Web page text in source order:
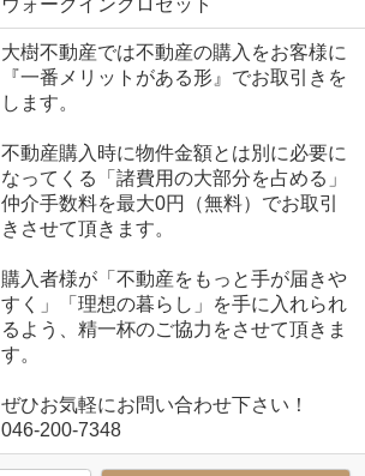
ウォークインクロゼット
大樹不動産では不動産の購入をお客様に
『一番メリットがある形』でお取引きを
します。
不動産購入時に物件金額とは別に必要に
なってくる「諸費用の大部分を占める」
仲介手数料を最大0円（無料）でお取引
きさせて頂きます。
購入者様が「不動産をもっと手が届きや
すく」「理想の暮らし」を手に入れられ
るよう、精一杯のご協力をさせて頂きま
す。
ぜひお気軽にお問い合わせ下さい！
046-200-7348